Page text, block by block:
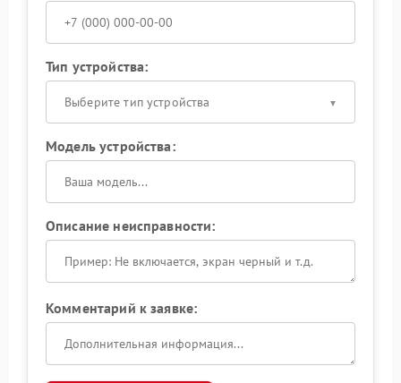
Тип устройства:
Выберите тип устройства
Модель устройства:
Описание неисправности:
Комментарий к заявке: